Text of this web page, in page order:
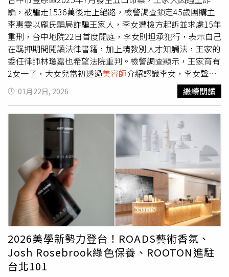
並沒有在辦理寵物美容履約保證，將儘速地協調金融機構辦
理履約保證；行政院消費者保護處副處長陳星宏則說，寵物
美容定型化契約經過多次產官學代表開會討論，原意是希望
保障消費者，但內容與農業部執行面確實須要檢討。最後，
洪毓祥要求，農業部動保司「暫緩實施」犬貓美容服務定型
化契約，在相關配套措施到位前，不應貿然上路，「不要寵
物沒藥吃，連洗個澡都有問題！」
得6,000美元（約新台幣18萬元）以支付法律相關費用。儘
管面對官司與金錢壓力，嘉納強調，如果再遇到同樣情況，
她仍會選擇伸出援手。「我一直相信應該替無法發聲的動物
發聲，幫助牠們重獲新生。」她在募資頁面上寫道：「沒想
到一場單純的救援，竟讓我的生活完全翻轉。」目前嘉納預
計於2月下旬出庭，社會各界也開始針對「好心救狗是否該
被起訴」展開討論。案件曝光後引起網友議論，「善心行為
竟成罪名」成為社群平台熱議話題之一。（圖／翻攝自X，
@animangafan342）
騙，被騙走1536萬後走上絕路，檢警調查鎖定45歲團購主
李惠雯以龐氏騙局詐騙王家人，李女遭檢方起訴並求處15年
重刑，台中地院22日首度開庭，李女則坦承犯行，表示自己
在羈押期間閱讀法律書籍，加上請教別人才知觸法，王家的
委任律師林瓊嘉也希望法院重判。檢警調查顯示，王家育有
2女一子，大女兒當初透過美容師介紹認識李女，李女聲稱
經營團購每月可保障10%獲利，並慫恿投資黃金標的，稱每
刷1兩黃金（約10萬元）就能收到8000元傭金，大女兒起初
見確有分潤，便拉全家人入局，這卻是拿舊資金付新人的
「龐氏騙局」。王家前後投入現金、支票及刷卡共計 1536
萬5003元，但資金全被李女轉作私用。當王家產生質疑
時，李女竟反過來恐嚇要索賠530萬元的「違約金」，逼迫
王家以房屋抵押借款，最終導致王家走上絕路，李女則在日
前遭檢方依詐欺、洗錢、恐嚇取財等罪嫌起訴。台中地院22
日首度開庭，李女在偵查中皆否認犯行，今日則首度認罪，
她自承不法所得中有8成挪為自用，僅2成用於投資，並稱自
己在羈押期間閱讀法律書籍、詢問他人後，才驚覺自己觸
法，強調「有錯就是有錯」。王家委任律師林瓊嘉強調，王
家遺書中自責「太傻、太笨才會被騙」，但他認為是李女用
威脅恐嚇，才讓王家人走上絕路，不能歸咎於被害人，是李
女惡行才導致這起悲劇，檢方求處15年以上重刑是讓李女透
過司法贖罪，若判太輕，只會讓類似詐騙犯效尤。
01月22日, 2026 繼續閱讀
2026美學新勢力登台！ROADS藝術香氛、
Josh Rosebrook綠色保養、ROOTON進駐
台北101